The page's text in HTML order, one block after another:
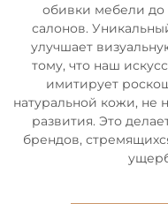
обивки мебели до
салонов.
улучшает
тому, что наш
имитирует
натуральной кожи, не
развития. Это
брендов,